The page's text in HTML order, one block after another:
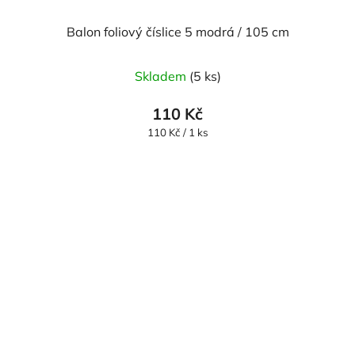
Balon foliový číslice 5 modrá / 105 cm
Skladem (5 ks)
110 Kč
Měrná
110 Kč / 1 ks